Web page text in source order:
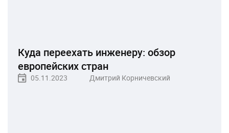
Куда переехать инженеру: обзор
европейских стран
05.11.2023 Дмитрий Корничевский